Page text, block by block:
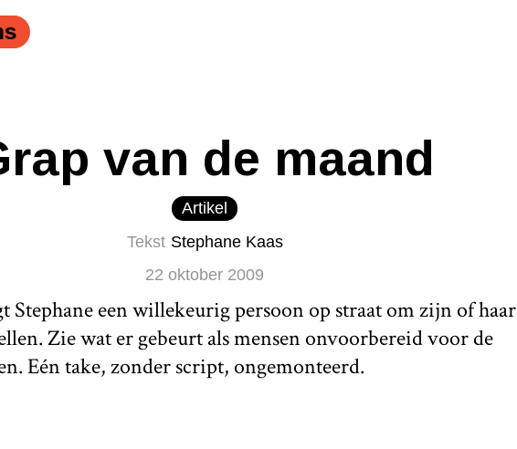
van de maand
Artikel
Tekst Stephane Kaas
22 oktober 2009
Stephane een willekeurig persoon op straat om zijn of haar
Zie wat er gebeurt als mensen onvoorbereid voor de
Eén take, zonder script, ongemonteerd.